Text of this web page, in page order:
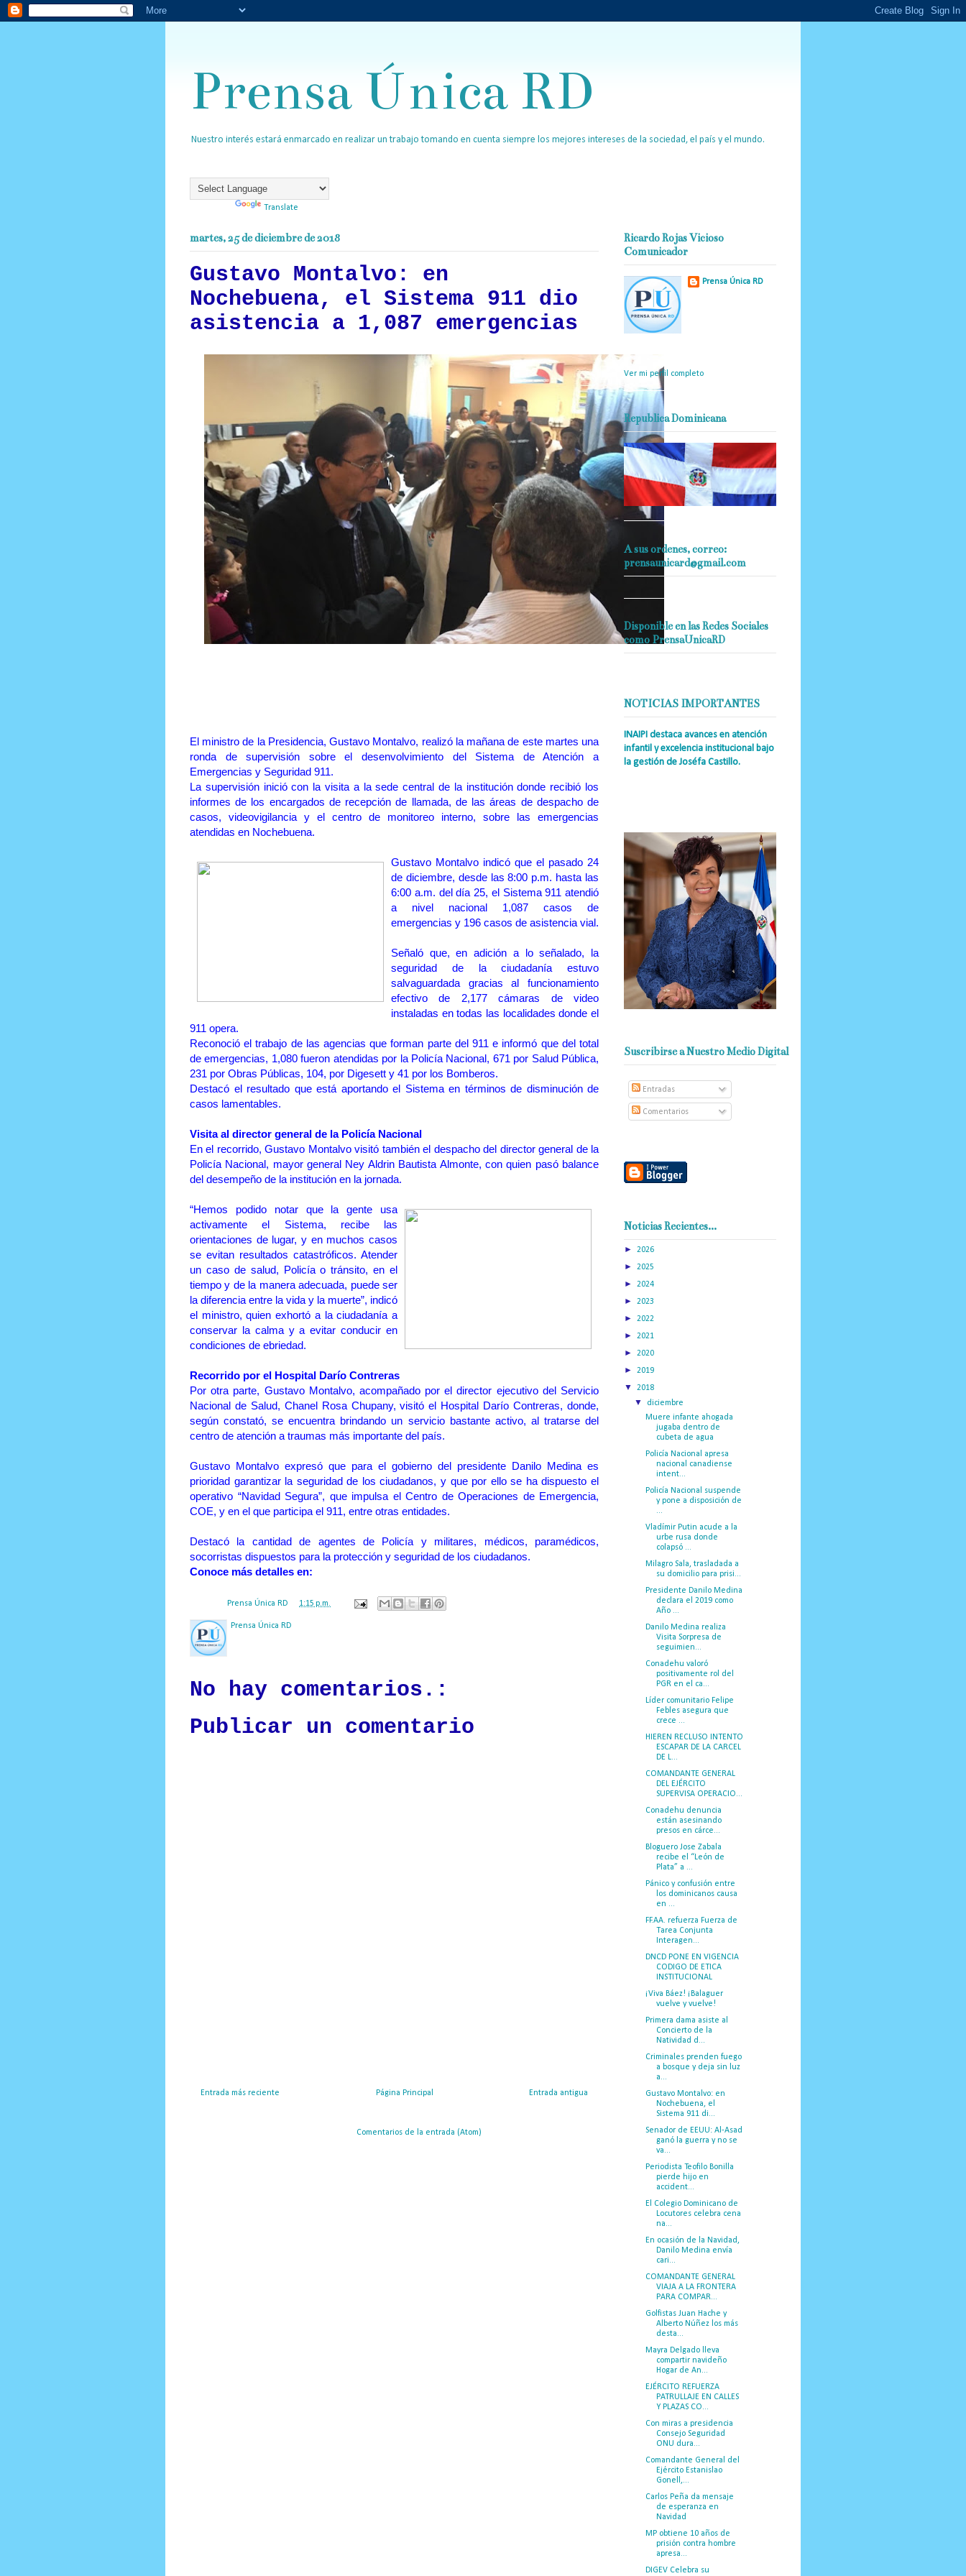
Prensa Única RD
Nuestro interés estará enmarcado en realizar un trabajo tomando en cuenta siempre los mejores intereses de la sociedad, el país y el mundo.
Translate
martes, 25 de diciembre de 2018
Gustavo Montalvo: en
Nochebuena, el Sistema 911 dio
asistencia a 1,087 emergencias
El ministro de la Presidencia, Gustavo Montalvo, realizó la mañana de este martes una
ronda de supervisión sobre el desenvolvimiento del Sistema de Atención a
Emergencias y Seguridad 911.
La supervisión inició con la visita a la sede central de la institución donde recibió los
informes de los encargados de recepción de llamada, de las áreas de despacho de
casos, videovigilancia y el centro de monitoreo interno, sobre las emergencias
atendidas en Nochebuena.
Gustavo Montalvo indicó que el pasado 24
de diciembre, desde las 8:00 p.m. hasta las
6:00 a.m. del día 25, el Sistema 911 atendió
a nivel nacional 1,087 casos de
emergencias y 196 casos de asistencia vial.
Señaló que, en adición a lo señalado, la
seguridad de la ciudadanía estuvo
salvaguardada gracias al funcionamiento
efectivo de 2,177 cámaras de video
instaladas en todas las localidades donde el
911 opera.
Reconoció el trabajo de las agencias que forman parte del 911 e informó que del total
de emergencias, 1,080 fueron atendidas por la Policía Nacional, 671 por Salud Pública,
231 por Obras Públicas, 104, por Digesett y 41 por los Bomberos.
Destacó el resultado que está aportando el Sistema en términos de disminución de
casos lamentables.
Visita al director general de la Policía Nacional
En el recorrido, Gustavo Montalvo visitó también el despacho del director general de la
Policía Nacional, mayor general Ney Aldrin Bautista Almonte, con quien pasó balance
del desempeño de la institución en la jornada.
“Hemos podido notar que la gente usa
activamente el Sistema, recibe las
orientaciones de lugar, y en muchos casos
se evitan resultados catastróficos. Atender
un caso de salud, Policía o tránsito, en el
tiempo y de la manera adecuada, puede ser
la diferencia entre la vida y la muerte”, indicó
el ministro, quien exhortó a la ciudadanía a
conservar la calma y a evitar conducir en
condiciones de ebriedad.
Recorrido por el Hospital Darío Contreras
Por otra parte, Gustavo Montalvo, acompañado por el director ejecutivo del Servicio
Nacional de Salud, Chanel Rosa Chupany, visitó el Hospital Darío Contreras, donde,
según constató, se encuentra brindando un servicio bastante activo, al tratarse del
centro de atención a traumas más importante del país.
Gustavo Montalvo expresó que para el gobierno del presidente Danilo Medina es
prioridad garantizar la seguridad de los ciudadanos, y que por ello se ha dispuesto el
operativo “Navidad Segura”, que impulsa el Centro de Operaciones de Emergencia,
COE, y en el que participa el 911, entre otras entidades.
Destacó la cantidad de agentes de Policía y militares, médicos, paramédicos,
socorristas dispuestos para la protección y seguridad de los ciudadanos.
Conoce más detalles en:
Prensa Única RD 1:15 p.m.
Prensa Única RD
No hay comentarios.:
Publicar un comentario
Entrada más reciente Entrada antigua
Página Principal
Comentarios de la entrada (Atom)
Ricardo Rojas Vicioso
Comunicador
Prensa Única RD
periodístico en todo momento.
Ver mi perfil completo
Republica Dominicana
A sus ordenes, correo:
prensaunicard@gmail.com
Disponible en las Redes Sociales
como PrensaUnicaRD
NOTICIAS IMPORTANTES
INAIPI destaca avances en atención
infantil y excelencia institucional bajo
la gestión de Joséfa Castillo.
Suscribirse a Nuestro Medio Digital
Entradas
Comentarios
Noticias Recientes...
► 2026
► 2025
► 2024
► 2023
► 2022
► 2021
► 2020
► 2019
▼ 2018
▼ diciembre
Muere infante ahogada
jugaba dentro de
cubeta de agua
Policía Nacional apresa
nacional canadiense
intent...
Policía Nacional suspende
y pone a disposición de
...
Vladímir Putin acude a la
urbe rusa donde
colapsó ...
Milagro Sala, trasladada a
su domicilio para prisi...
Presidente Danilo Medina
declara el 2019 como
Año ...
Danilo Medina realiza
Visita Sorpresa de
seguimien...
Conadehu valoró
positivamente rol del
PGR en el ca...
Líder comunitario Felipe
Febles asegura que
crece ...
HIEREN RECLUSO INTENTO
ESCAPAR DE LA CARCEL
DE L...
COMANDANTE GENERAL
DEL EJÉRCITO
SUPERVISA OPERACIO...
Conadehu denuncia
están asesinando
presos en cárce...
Bloguero Jose Zabala
recibe el “León de
Plata” a ...
Pánico y confusión entre
los dominicanos causa
en ...
FF.AA. refuerza Fuerza de
Tarea Conjunta
Interagen...
DNCD PONE EN VIGENCIA
CODIGO DE ETICA
INSTITUCIONAL
¡Viva Báez! ¡Balaguer
vuelve y vuelve!
Primera dama asiste al
Concierto de la
Natividad d...
Criminales prenden fuego
a bosque y deja sin luz
a...
Gustavo Montalvo: en
Nochebuena, el
Sistema 911 di...
Senador de EEUU: Al-Asad
ganó la guerra y no se
va...
Periodista Teofilo Bonilla
pierde hijo en
accident...
El Colegio Dominicano de
Locutores celebra cena
na...
En ocasión de la Navidad,
Danilo Medina envía
cari...
COMANDANTE GENERAL
VIAJA A LA FRONTERA
PARA COMPAR...
Golfistas Juan Hache y
Alberto Núñez los más
desta...
Mayra Delgado lleva
compartir navideño
Hogar de An...
EJÉRCITO REFUERZA
PATRULLAJE EN CALLES
Y PLAZAS CO...
Con miras a presidencia
Consejo Seguridad
ONU dura...
Comandante General del
Ejército Estanislao
Gonell,...
Carlos Peña da mensaje
de esperanza en
Navidad
MP obtiene 10 años de
prisión contra hombre
apresa...
DIGEV Celebra su